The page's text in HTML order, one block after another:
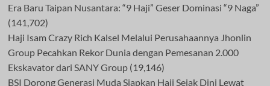
Era Baru Taipan Nusantara: “9 Haji” Geser Dominasi “9 Naga”
(141,702)
Haji Isam Crazy Rich Kalsel Melalui Perusahaannya Jhonlin
Group Pecahkan Rekor Dunia dengan Pemesanan 2.000
Ekskavator dari SANY Group (19,146)
BSI Dorong Generasi Muda Siapkan Haji Sejak Dini Lewat